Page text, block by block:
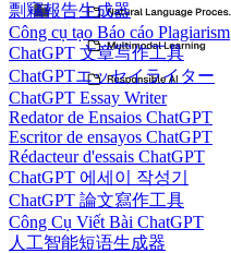
剽竊報告生成器
Công cụ tạo Báo cáo Plagiarism
ChatGPT 文章写作工具
ChatGPTエッセイライター
ChatGPT Essay Writer
Redator de Ensaios ChatGPT
Escritor de ensayos ChatGPT
Rédacteur d'essais ChatGPT
ChatGPT 에세이 작성기
ChatGPT 論文寫作工具
Công Cụ Viết Bài ChatGPT
人工智能短语生成器